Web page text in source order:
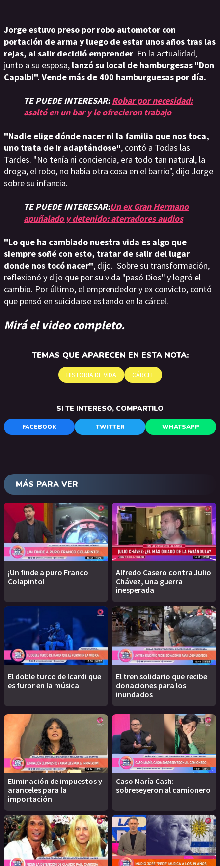
Jorge estuvo preso por robo automotor con
portación de arma y luego de estar unos años tras las
rejas, al salir decidió emprender. En la actualidad,
junto a su esposa, lanzó su local de hamburgesas "Don
Capalbi". Vende más de 400 hamburguesas por día.
TE PUEDE INTERESAR:Robar por necesidad:
asaltó en un bar y le ofrecieron trabajo
"Nadie elige dónde nacer ni la familia que nos toca,
uno trata de ir adaptándose", contó a Todas las
Tardes. "No tenía ni conciencia, era todo tan natural, la
droga, el robo, no había otra cosa en el barrio", dijo Jorge
sobre su infancia.
TE PUEDE INTERESAR:Un ex Gran Hermano
apuñalado y detenido: aterradores audios
"Lo que ha cambiado nuestra vida es algo que
siempre soñé con esto, tratar de salir del lugar
donde nos tocó nacer", dijo. Sobre su transformación,
reflexionó y dijo que por su vida "pasó Dios" y logró el
cambio. Por último, el emprendedor y ex convicto, contó
que pensó en suicidarse estando en la cárcel.
Mirá el video completo.
TEMAS QUE APARECEN EN ESTA NOTA:
HISTORIA DE VIDA CÁRCEL
SI TE INTERESÓ, COMPARTILO
FACEBOOK TWITTER WHATSAPP
MÁS PARA VER
¡Un finde a puro Franco
Colapinto!
Alfredo Casero contra Julio
Chávez, una guerra
inesperada
El doble turco de Icardi que
es furor en la música
El tren solidario que recibe
donaciones para los
inundados
Eliminación de impuestos y
aranceles para la
importación
Caso María Cash:
sobreseyeron al camionero